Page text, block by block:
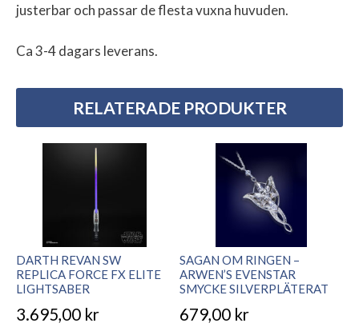
justerbar och passar de flesta vuxna huvuden.
Ca 3-4 dagars leverans.
RELATERADE PRODUKTER
DARTH REVAN SW
REPLICA FORCE FX ELITE
LIGHTSABER
3.695,00 kr
SAGAN OM RINGEN –
ARWEN’S EVENSTAR
SMYCKE SILVERPLÄTERAT
679,00 kr